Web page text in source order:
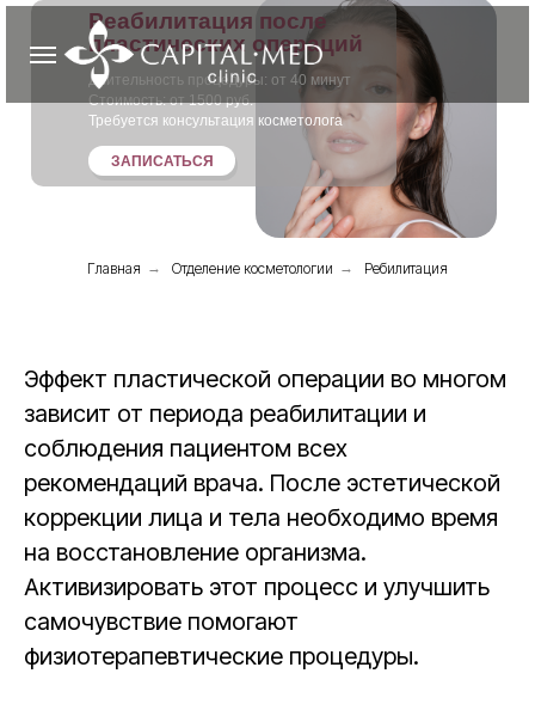
Реабилитация после
пластических операций
Длительность процедуры: от 40 минут
Стоимость: от 1500 руб.
Требуется консультация косметолога
ЗАПИСАТЬСЯ
Главная → Отделение косметологии → Ребилитация
Эффект пластической операции во многом
зависит от периода реабилитации и
соблюдения пациентом всех
рекомендаций врача. После эстетической
коррекции лица и тела необходимо время
на восстановление организма.
Активизировать этот процесс и улучшить
самочувствие помогают
физиотерапевтические процедуры.